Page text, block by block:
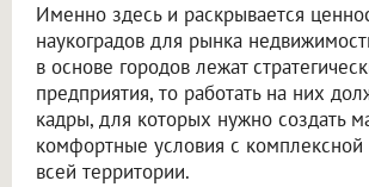
Именно здесь и раскрывается
наукоградов для рынка
в основе городов лежат
предприятия, то работать на них
кадры, для которых нужно создать
комфортные условия с комплексной
всей территории.